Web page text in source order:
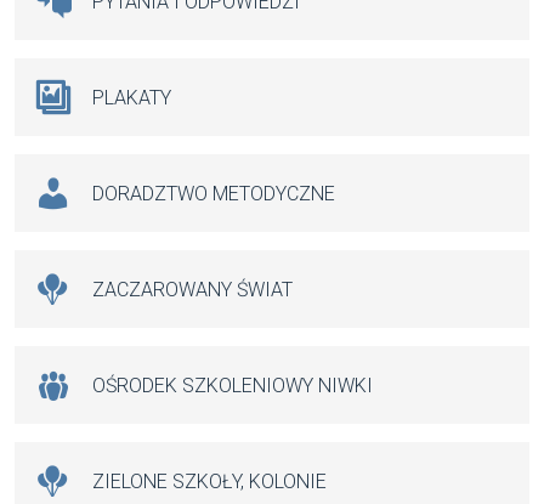
PLAKATY
DORADZTWO METODYCZNE
ZACZAROWANY ŚWIAT
OŚRODEK SZKOLENIOWY NIWKI
ZIELONE SZKOŁY, KOLONIE